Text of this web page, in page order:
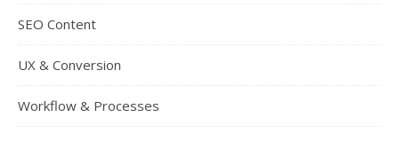
SEO Content
UX & Conversion
Workflow & Processes